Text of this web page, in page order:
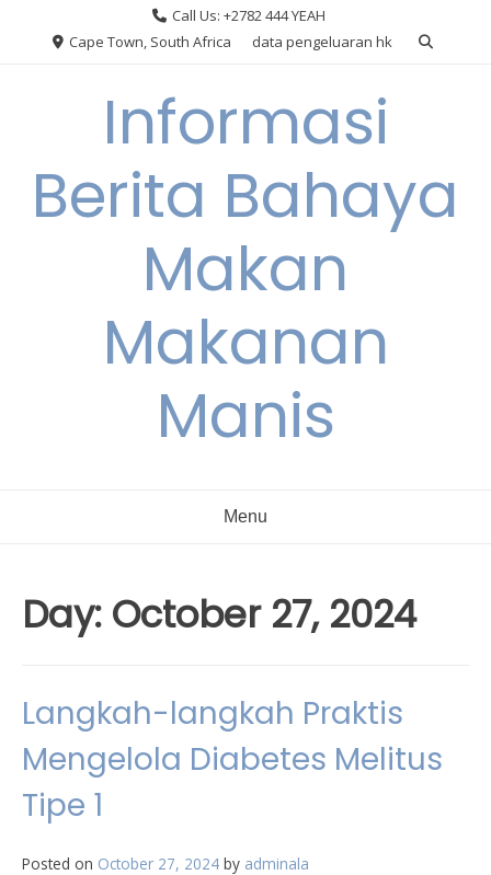
Call Us: +2782 444 YEAH
Cape Town, South Africa
data pengeluaran hk
Informasi
Berita Bahaya
Makan
Makanan
Manis
Menu
Day: October 27, 2024
Langkah-langkah Praktis
Mengelola Diabetes Melitus
Tipe 1
Posted on October 27, 2024 by adminala